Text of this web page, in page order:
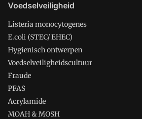
Voedselveiligheid
Listeria monocytogenes
E.coli (STEC/ EHEC)
Hygienisch ontwerpen
Voedselveiligheidscultuur
Fraude
PFAS
Acrylamide
MOAH & MOSH